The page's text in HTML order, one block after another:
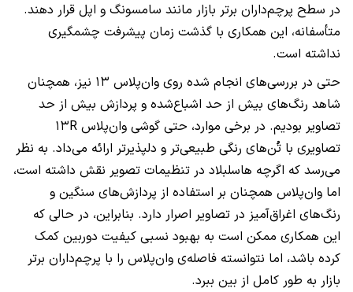
در سطح پرچم‌داران برتر بازار مانند سامسونگ و اپل قرار دهند.
متأسفانه، این همکاری با گذشت زمان پیشرفت چشمگیری
نداشته است.
حتی در بررسی‌های انجام شده روی وان‌پلاس ۱۳ نیز، همچنان
شاهد رنگ‌های بیش از حد اشباع‌شده و پردازش بیش از حد
تصاویر بودیم. در برخی موارد، حتی گوشی وان‌پلاس ۱۳R
تصاویری با تُن‌های رنگی طبیعی‌تر و دلپذیرتر ارائه می‌داد. به نظر
می‌رسد که اگرچه هاسلبلاد در تنظیمات تصویر نقش داشته است،
اما وان‌پلاس همچنان بر استفاده از پردازش‌های سنگین و
رنگ‌های اغراق‌آمیز در تصاویر اصرار دارد. بنابراین، در حالی که
این همکاری ممکن است به بهبود نسبی کیفیت دوربین کمک
کرده باشد، اما نتوانسته فاصله‌ی وان‌پلاس را با پرچم‌داران برتر
بازار به طور کامل از بین ببرد.